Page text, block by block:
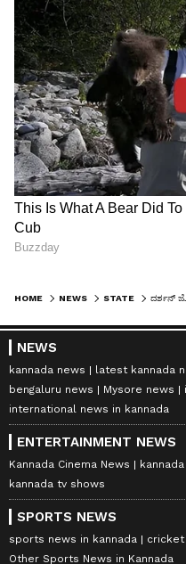
HOME NEWS STATE
NEWS
kannada news latest kannada
bengaluru news
Mysore news
international news in kannada
ENTERTAINMENT NEWS
Kannada Cinema News
kannada tv shows
SPORTS NEWS
sports news in kannada
cricket
Other Sports News in Kannada